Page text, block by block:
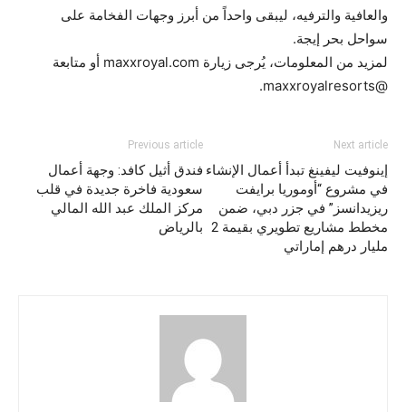
والعافية والترفيه، ليبقى واحداً من أبرز وجهات الفخامة على
سواحل بحر إيجة.
لمزيد من المعلومات، يُرجى زيارة maxxroyal.com أو متابعة
@maxxroyalresorts.
Previous article
فندق أثيل كافد: وجهة أعمال
سعودية فاخرة جديدة في قلب
مركز الملك عبد الله المالي
بالرياض
Next article
إينوفيت ليفينغ تبدأ أعمال الإنشاء
في مشروع “أوموريا برايفت
ريزيدانسز” في جزر دبي، ضمن
مخطط مشاريع تطويري بقيمة 2
مليار درهم إماراتي